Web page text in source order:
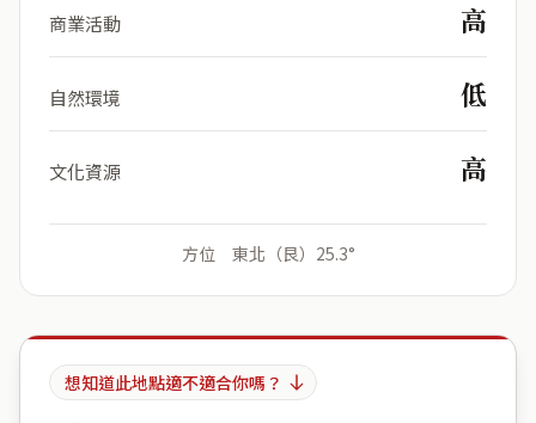
商業活動 高
自然環境 低
文化資源 高
方位 東北（艮）25.3°
想知道此地點適不適合你嗎？